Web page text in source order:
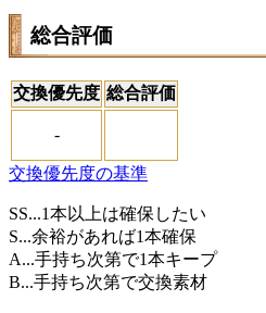
総合評価
交換優先度 総合評価
-
交換優先度の基準
SS...1本以上は確保したい
S...余裕があれば1本確保
A...手持ち次第で1本キープ
B...手持ち次第で交換素材